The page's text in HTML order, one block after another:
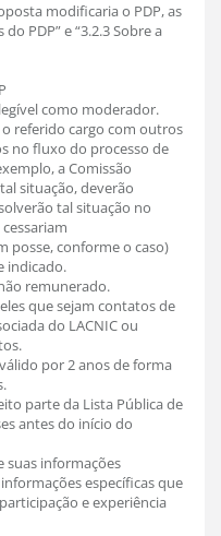
modificaria o PDP, as
PDP” e “3.2.3 Sobre a
como moderador.
referido cargo com outros
no fluxo do processo de
a Comissão
situação, deverão
tal situação no
posse, conforme o caso)
indicado.
remunerado.
que sejam contatos de
do LACNIC ou
por 2 anos de forma
parte da Lista Pública de
antes do início do
suas informações
específicas que
e experiência